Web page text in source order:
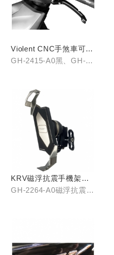
Violent CNC手煞車可調
拉桿(黑/銀/鈦)
GH-2415-A0黑、GH-
KRV磁浮抗震手機架組
(含整合支架)
GH-2264-A0磁浮抗震手